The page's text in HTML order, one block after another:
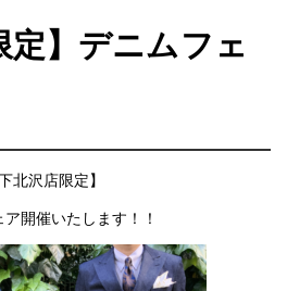
定】デニムフェ
下北沢店限定】
開催いたします！！